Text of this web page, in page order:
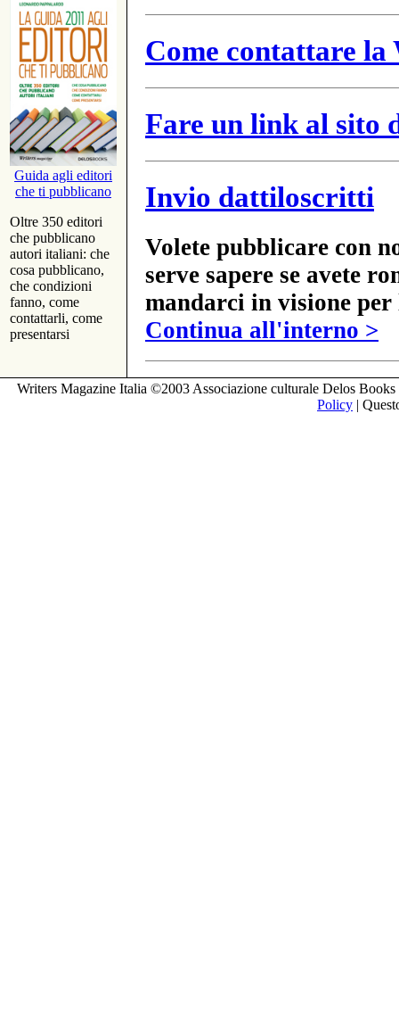
Guida agli editori
che ti pubblicano
Oltre 350 editori
che pubblicano
autori italiani: che
cosa pubblicano,
che condizioni
fanno, come
contattarli, come
presentarsi
Come contattare
Fare un link al sito
Invio dattiloscritti
Volete pubblicare con
serve sapere se avete
mandarci in visione
Continua all'interno >
Writers Magazine Italia ©2003 Associazione culturale Delos
Policy |